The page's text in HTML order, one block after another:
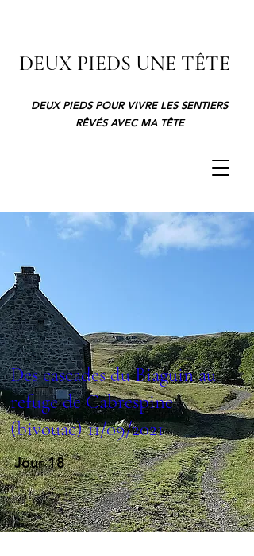
DEUX PIEDS UNE TÊTE
DEUX PIEDS POUR VIVRE LES SENTIERS
RÊVÉS AVEC MA TÊTE
Des cascades du Biaguin au
refuge de Cabrespine
(bivouac) 11/09/2021
Jour 18